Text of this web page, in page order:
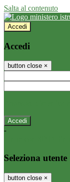
Salta al contenuto
Accedi
Accedi
button close ×
-
Seleziona utente
button close ×